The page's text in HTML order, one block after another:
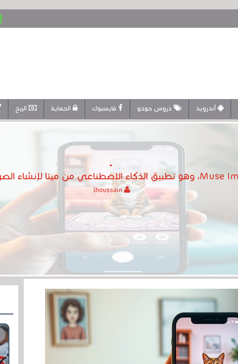
أندرويد دروس حوحو فايسبوك الحماية الربح